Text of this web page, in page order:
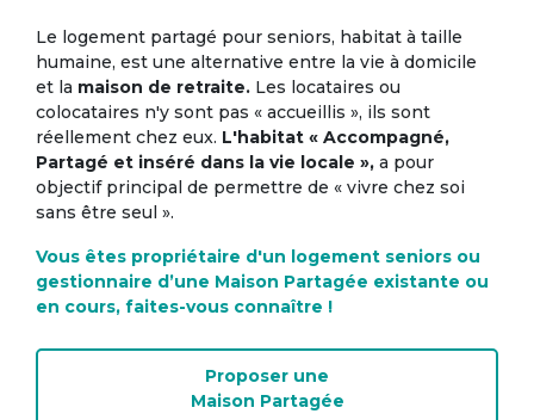
Le logement partagé pour seniors, habitat à taille
humaine, est une alternative entre la vie à domicile
et la maison de retraite. Les locataires ou
colocataires n'y sont pas « accueillis », ils sont
réellement chez eux. L'habitat « Accompagné,
Partagé et inséré dans la vie locale », a pour
objectif principal de permettre de « vivre chez soi
sans être seul ».
Vous êtes propriétaire d'un logement seniors ou
gestionnaire d’une Maison Partagée existante ou
en cours, faites-vous connaître !
Proposer une
Maison Partagée